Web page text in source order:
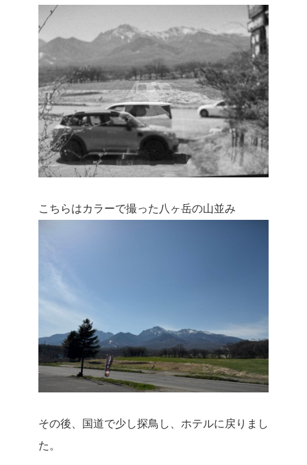
こちらはカラーで撮った八ヶ岳の山並み
その後、国道で少し探鳥し、ホテルに戻りまし
た。